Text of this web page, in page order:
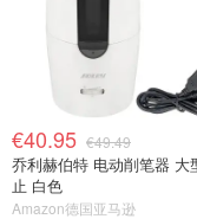
€40.95 €49.49
乔利赫伯特 电动削笔器 大
止 白色
Amazon德国亚马逊